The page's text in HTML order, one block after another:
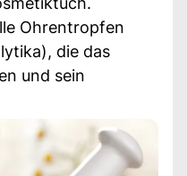
Ohrentropfen
die das
und sein